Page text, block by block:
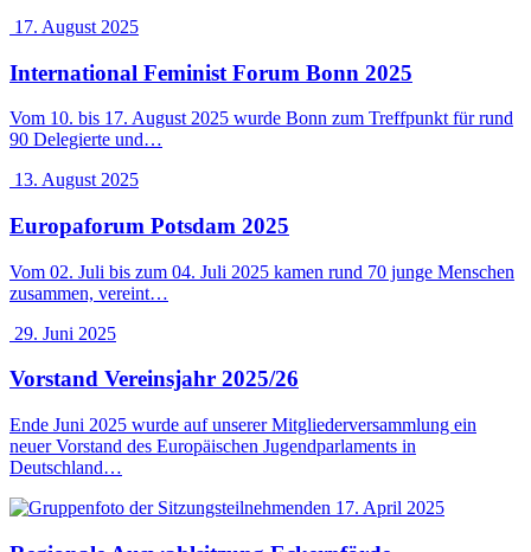
17. August 2025
International Feminist Forum Bonn 2025
Vom 10. bis 17. August 2025 wurde Bonn zum Treffpunkt für rund
90 Delegierte und…
13. August 2025
Europaforum Potsdam 2025
Vom 02. Juli bis zum 04. Juli 2025 kamen rund 70 junge Menschen
zusammen, vereint…
29. Juni 2025
Vorstand Vereinsjahr 2025/26
Ende Juni 2025 wurde auf unserer Mitgliederversammlung ein
neuer Vorstand des Europäischen Jugendparlaments in
Deutschland…
17. April 2025